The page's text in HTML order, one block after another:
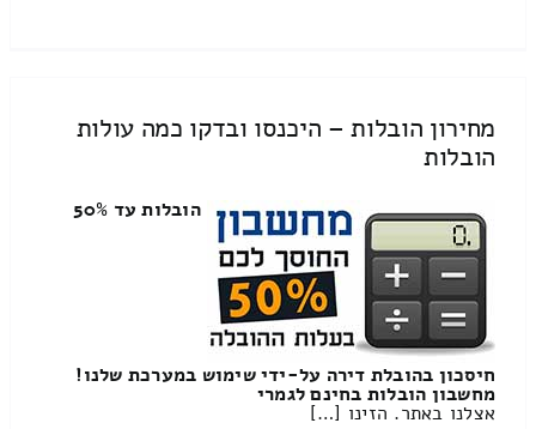
מחירון הובלות – היכנסו ובדקו כמה עולות
הובלות
הובלות עד 50%
חיסכון בהובלת דירה על-ידי שימוש במערכת שלנו!
מחשבון הובלות בחינם לגמרי
אצלנו באתר. הזינו […]